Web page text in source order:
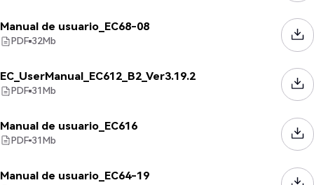
Manual de usuario_EC68-08
PDF 32Mb
EC_UserManual_EC612_B2_Ver3.19.2
PDF 31Mb
Manual de usuario_EC616
PDF 31Mb
Manual de usuario_EC64-19